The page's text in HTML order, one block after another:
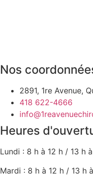
Nos
2891, 1re Avenue,
418 622-4666
Heures
Lundi : 8 h à 12 h / 13 h
Mardi : 8 h à 12 h / 13 h